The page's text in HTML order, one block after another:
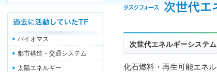
次世代エネルギーシステ
化石燃料・再生可能エネ
バイオマス
都市構造・交通システム
太陽エネルギー